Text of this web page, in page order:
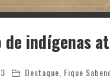
de indígenas
Destaque, Fique